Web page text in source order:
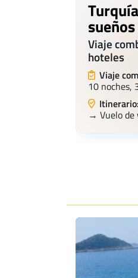
sueños
Viaje
hoteles
Viaje
10 noches,
Itinerario:
→ Vuelo de